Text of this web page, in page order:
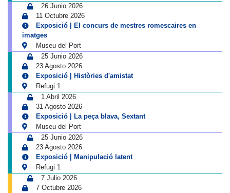
26 Junio 2026
11 Octubre 2026
Exposició | El concurs de mestres romescaires en
imatges
Museu del Port
25 Junio 2026
23 Agosto 2026
Exposició | Històries d'amistat
Refugi 1
1 Abril 2026
31 Agosto 2026
Exposició | La peça blava, Sextant
Museu del Port
25 Junio 2026
23 Agosto 2026
Exposició | Manipulació latent
Refugi 1
7 Julio 2026
7 Octubre 2026